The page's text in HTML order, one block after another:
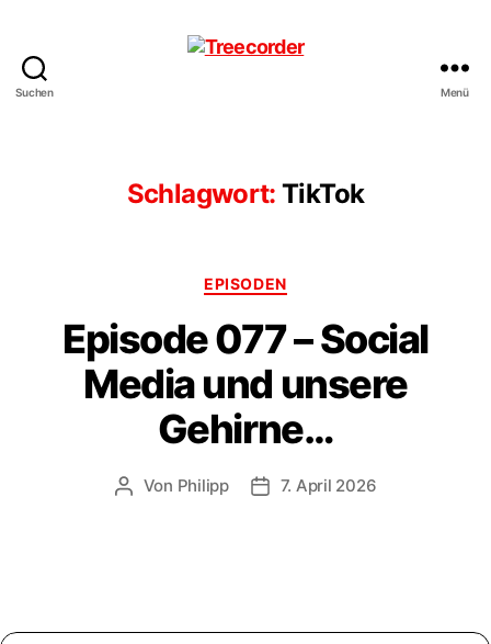
Suchen Menü
Schlagwort: TikTok
Kategorien
EPISODEN
Episode 077 – Social
Media und unsere
Gehirne…
Beitragsautor
Von Philipp Veröffentlichungsdatum
7. April 2026